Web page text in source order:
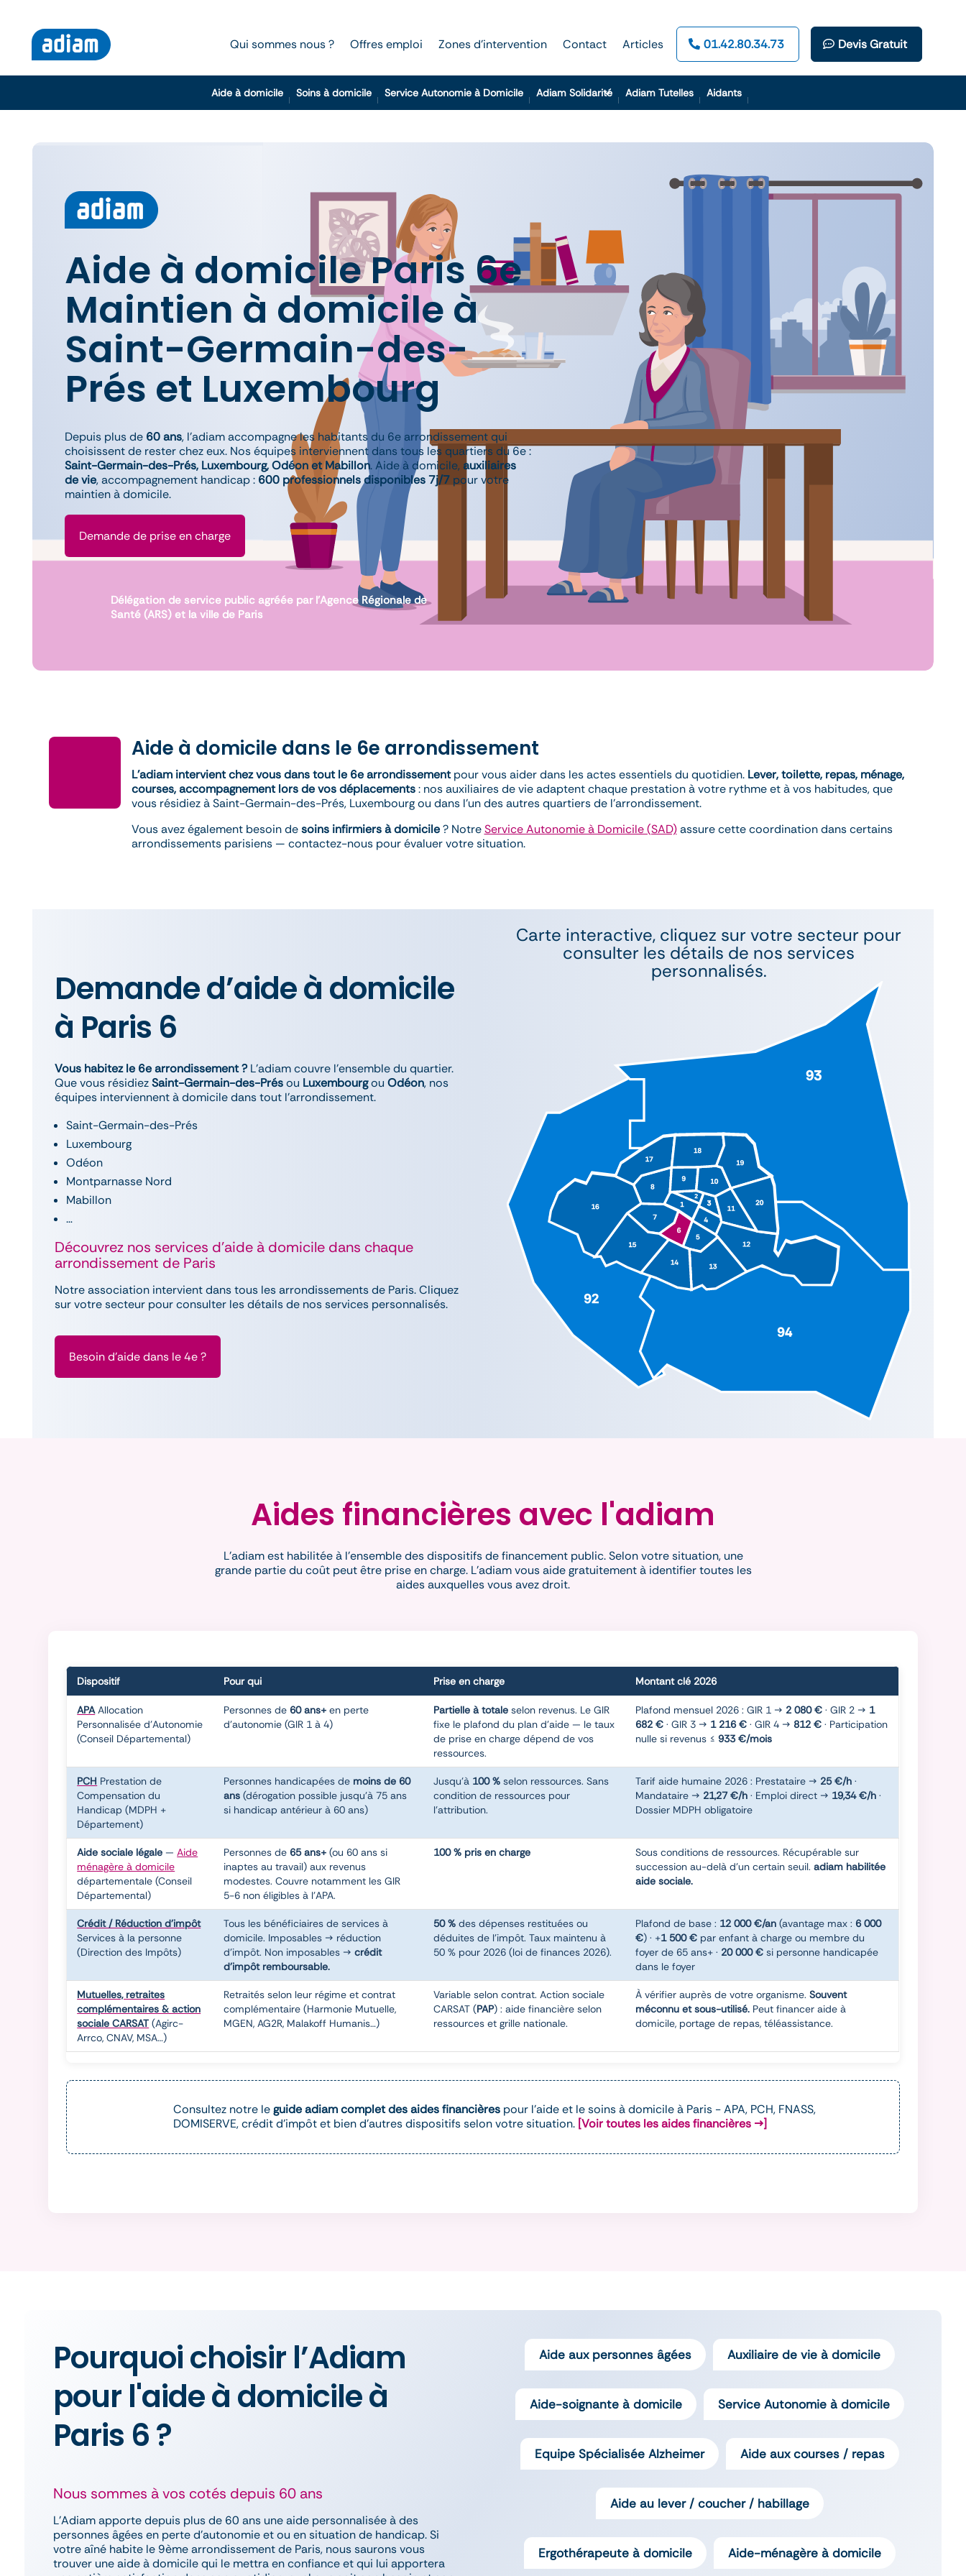
Qui sommes nous ? Offres emploi Zones d’intervention Contact Articles 01.42.80.34.73 Devis Gratuit
Aide à domicile Soins à domicile Service Autonomie à Domicile Adiam Solidarité Adiam Tutelles Aidants
Aide à domicile Paris 6e
Maintien à domicile à
Saint-Germain-des-
Prés et Luxembourg
Depuis plus de 60 ans, l’adiam accompagne les habitants du 6e arrondissement qui
choisissent de rester chez eux. Nos équipes interviennent dans tous les quartiers du 6e :
Saint-Germain-des-Prés, Luxembourg, Odéon et Mabillon. Aide à domicile, auxiliaires
de vie, accompagnement handicap : 600 professionnels disponibles 7j/7 pour votre
maintien à domicile.
Demande de prise en charge
Délégation de service public agréée par l’Agence Régionale de
Santé (ARS) et la ville de Paris
Aide à domicile dans le 6e arrondissement
L’adiam intervient chez vous dans tout le 6e arrondissementpour vous aider dans les actes essentiels du quotidien. Lever, toilette, repas, ménage,
courses, accompagnement lors de vos déplacements: nos auxiliaires de vie adaptent chaque prestation à votre rythme et à vos habitudes, que
vous résidiez à Saint-Germain-des-Prés, Luxembourg ou dans l’un des autres quartiers de l’arrondissement.
Vous avez également besoin desoins infirmiers à domicile? NotreService Autonomie à Domicile (SAD)assure cette coordination dans certains
arrondissements parisiens — contactez-nous pour évaluer votre situation.
Demande d’aide à domicile
à Paris 6
Vous habitez le 6e arrondissement ?L’adiam couvre l’ensemble du quartier.
Que vous résidiezSaint-Germain-des-Présou LuxembourgouOdéon, nos
équipes interviennent à domicile dans tout l’arrondissement.
Saint-Germain-des-Prés
Luxembourg
Odéon
Montparnasse Nord
Mabillon
…
Découvrez nos services d’aide à domicile dans chaque
arrondissement de Paris
Notre association intervient dans tous les arrondissements de Paris. Cliquez
sur votre secteur pour consulter les détails de nos services personnalisés.
Besoin d'aide dans le 4e ?
Carte interactive, cliquez sur votre secteur pour
consulter les détails de nos services
personnalisés.
^
^
^
^
^
^
^
^
^ ^
^
^
^
^
^
^
^
^
^
^
Aides financières avec l'adiam
L'adiam est habilitée à l'ensemble des dispositifs de financement public. Selon votre situation, une
grande partie du coût peut être prise en charge. L'adiam vous aide gratuitement à identifier toutes les
aides auxquelles vous avez droit.
Dispositif Pour qui Prise en charge Montant clé 2026
APAAllocation
Personnalisée d'Autonomie
(Conseil Départemental)
Personnes de 60 ans+ en perte
d'autonomie (GIR 1 à 4)
Partielle à totale selon revenus. Le GIR
fixe le plafond du plan d'aide — le taux
de prise en charge dépend de vos
ressources.
Plafond mensuel 2026 : GIR 1 → 2 080 € · GIR 2 → 1
682 € · GIR 3 → 1 216 € · GIR 4 → 812 € · Participation
nulle si revenus ≤933 €/mois
PCH Prestation de
Compensation du
Handicap (MDPH +
Département)
Personnes handicapées de moins de 60
ans (dérogation possible jusqu'à 75 ans
si handicap antérieur à 60 ans)
Jusqu'à 100 % selon ressources. Sans
condition de ressources pour
l'attribution.
Tarif aide humaine 2026 : Prestataire → 25 €/h ·
Mandataire → 21,27 €/h · Emploi direct → 19,34 €/h ·
Dossier MDPH obligatoire
Aide sociale légale —Aide
ménagère à domicile
départementale (Conseil
Départemental)
Personnes de 65 ans+ (ou 60 ans si
inaptes au travail) aux revenus
modestes. Couvre notamment les GIR
5-6 non éligibles à l'APA.
100 % pris en charge
Sous conditions de ressources. Récupérable sur
succession au-delà d'un certain seuil.adiam habilitée
aide sociale.
Crédit / Réduction d'impôt
Services à la personne
(Direction des Impôts)
Tous les bénéficiaires de services à
domicile. Imposables → réduction
d'impôt. Non imposables →crédit
d'impôt remboursable.
50 % des dépenses restituées ou
déduites de l'impôt. Taux maintenu à
50 % pour 2026 (loi de finances 2026).
Plafond de base : 12 000 €/an (avantage max : 6 000
€) · +1 500 € par enfant à charge ou membre du
foyer de 65 ans+ · 20 000 € si personne handicapée
dans le foyer
Mutuelles, retraites
complémentaires & action
sociale CARSAT (Agirc-
Arrco, CNAV, MSA…)
Retraités selon leur régime et contrat
complémentaire (Harmonie Mutuelle,
MGEN, AG2R, Malakoff Humanis…)
Variable selon contrat. Action sociale
CARSAT (PAP) : aide financière selon
ressources et grille nationale.
À vérifier auprès de votre organisme.Souvent
méconnu et sous-utilisé. Peut financer aide à
domicile, portage de repas, téléassistance.
Consultez notre leguide adiam complet des aides financièrespour l'aide et le soins à domicile à Paris - APA, PCH, FNASS,
DOMISERVE, crédit d'impôt et bien d'autres dispositifs selon votre situation. [Voir toutes les aides financières →]
Pourquoi choisir l’Adiam
pour l'aide à domicile à
Paris 6 ?
Nous sommes à vos cotés depuis 60 ans
L’Adiam apporte depuis plus de 60 ans une aide personnalisée à des
personnes âgées en perte d’autonomie et ou en situation de handicap. Si
votre aîné habite le 9ème arrondissement de Paris, nous saurons vous
trouver une aide à domicile qui le mettra en confiance et qui lui apportera
Aide aux personnes âgées Auxiliaire de vie à domicile
Aide-soignante à domicile Service Autonomie à domicile
Equipe Spécialisée Alzheimer Aide aux courses / repas
Aide au lever / coucher / habillage
Ergothérapeute à domicile Aide-ménagère à domicile